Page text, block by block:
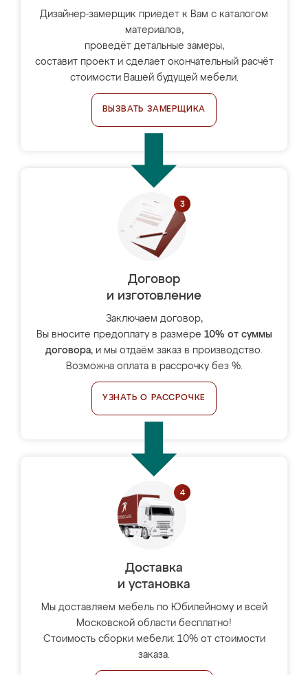
Дизайнер-замерщик приедет к Вам с каталогом
материалов,
проведёт детальные замеры,
составит проект и сделает окончательный расчёт
стоимости Вашей будущей мебели.
ВЫЗВАТЬ ЗАМЕРЩИКА
Договор
и изготовление
Заключаем договор,
Вы вносите предоплату в размере 10% от суммы
договора, и мы отдаём заказ в производство.
Возможна оплата в рассрочку без %.
УЗНАТЬ О РАССРОЧКЕ
Доставка
и установка
Мы доставляем мебель по Юбилейному и всей
Московской области бесплатно!
Стоимость сборки мебели: 10% от стоимости
заказа.